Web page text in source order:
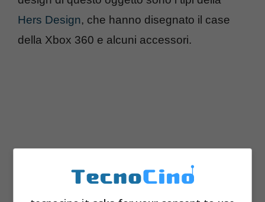
Hers Design, che hanno disegnato il case
della Xbox 360 e alcuni accessori.